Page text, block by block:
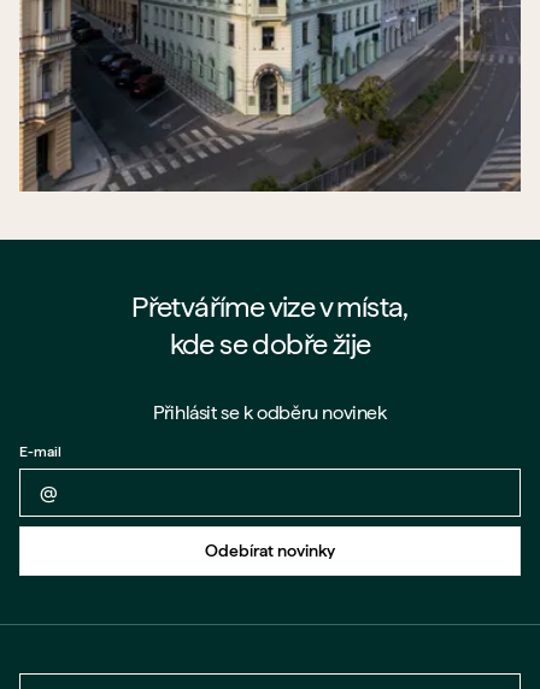
Přetváříme vize v místa,
kde se dobře žije
Zpět na formulář
Přihlásit se k odběru novinek
E-mail
Odebírat novinky